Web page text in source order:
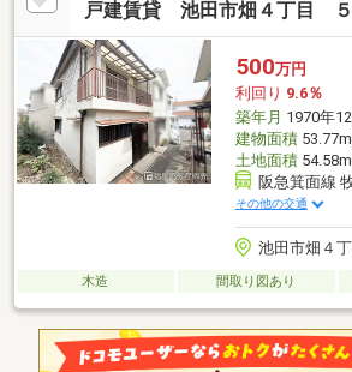
戸建賃貸 池田市畑４丁目
500万円
利回り 9.6％
築年月 1970年
建物面積53.77m
土地面積54.58m
阪急箕面線
その他の交通
池田市畑４丁
木造 間取り図あり